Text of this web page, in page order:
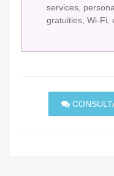
services,
gratuities, Wi-Fi,